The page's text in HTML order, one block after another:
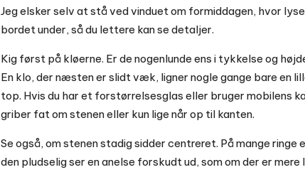
Jeg elsker selv at stå ved vinduet om formiddagen, hvor
bordet under, så du lettere kan se detaljer.
Kig først på kløerne. Er de nogenlunde ens i tykkelse og
En klo, der næsten er slidt væk, ligner nogle gange bare en
top. Hvis du har et forstørrelsesglas eller bruger mobilens
griber fat om stenen eller kun lige når op til kanten.
Se også, om stenen stadig sidder centreret. På mange
den pludselig ser en anelse forskudt ud, som om der er